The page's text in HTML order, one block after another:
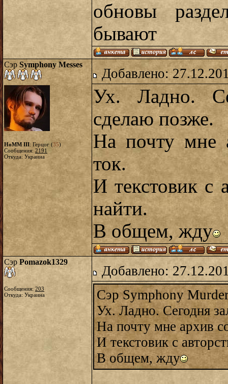
обновы
бывают
Сэр Symphony Messes
HoMM III: Герцог (35)
Сообщения: 2191
Откуда: Украина
Добавлено:
Ух. Ладно.
сделаю позже.
На почту мне
ток.
И текстовик с
найти.
В общем, жду
Сэр Pomazok1329
Сообщения: 203
Откуда: Украина
Добавлено:
Сэр Symphony
Ух. Ладно. Сегодня
На почту мне архив
И текстовик с
В общем, жду